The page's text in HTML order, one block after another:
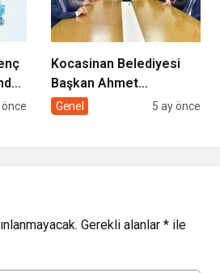
önce
Kocasinan Belediyesi
Başkan Ahmet
Çolakbayrakdar ile
Genel 5 ay önce
Gerekli alanlar * ile